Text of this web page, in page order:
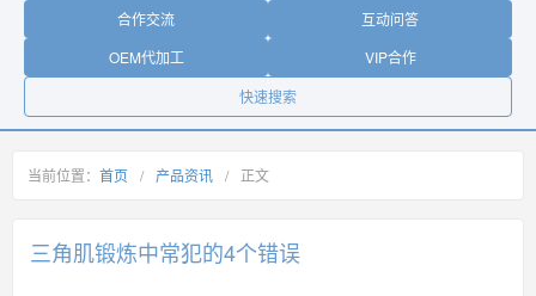
合作交流
互动问答
OEM代加工
VIP合作
快速搜索
当前位置： 首页 / 产品资讯 / 正文
三角肌锻炼中常犯的4个错误